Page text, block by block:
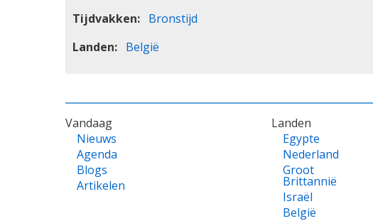
Tijdvakken
Bronstijd
Landen
België
VOET
Vandaag
Nieuws
Agenda
Blogs
Artikelen
Landen
Egypte
Nederland
Groot
Brittannië
Israël
België